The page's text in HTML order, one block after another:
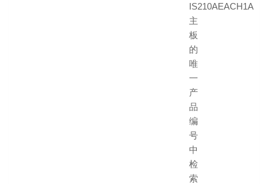
IS210AEACH1A
主
板
的
唯
一
产
品
编
号
中
检
索